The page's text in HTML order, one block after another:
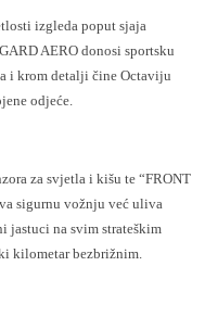
izgleda poput sjaja
AERO donosi sportsku
i krom detalji čine Octaviju
odjeće.
za svjetla i kišu te “FRONT
sigurnu vožnju već uliva
jastuci na svim strateškim
kilometar bezbrižnim.